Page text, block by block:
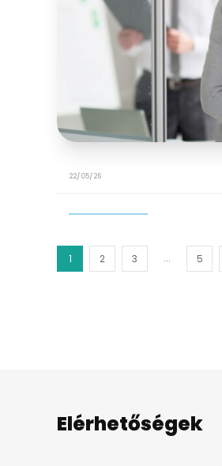
22/05/26
1 2 3 ... 5
Elérhetőségek